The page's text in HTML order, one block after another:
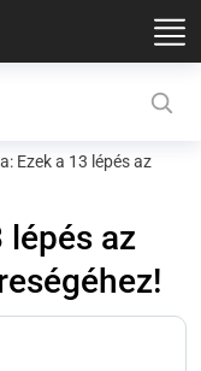
Ezek a 13 lépés az
lépés az